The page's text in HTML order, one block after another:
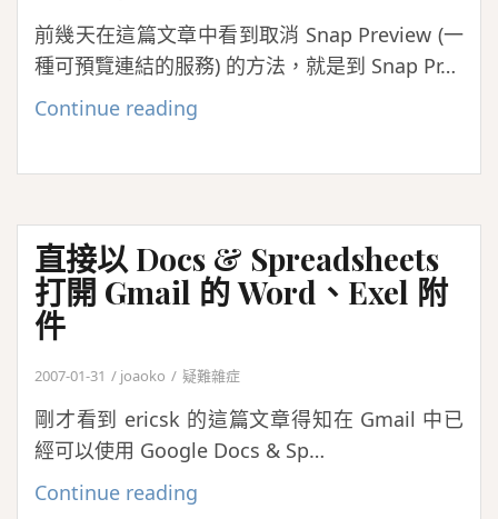
感
吧！
前幾天在這篇文章中看到取消 Snap Preview (一
種可預覽連結的服務) 的方法，就是到 Snap Pr…
Continue reading
連
的
Snap
Preview
直接以 Docs & Spreadsheets
打開 Gmail 的 Word、Exel 附
件
2007-01-31 joaoko 疑難雜症
剛才看到 ericsk 的這篇文章得知在 Gmail 中已
經可以使用 Google Docs & Sp…
Continue reading